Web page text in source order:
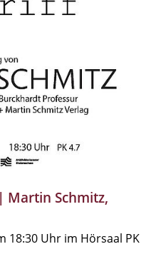
Schmitz,
18:30 Uhr im Hörsaal PK